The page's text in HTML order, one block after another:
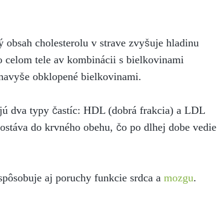
obsah cholesterolu v strave zvyšuje hladinu
tele av kombinácii s bielkovinami
obklopené bielkovinami.
dva typy častíc: HDL (dobrá frakcia) a LDL
do krvného obehu, čo po dlhej dobe vedie
aj poruchy funkcie srdca a mozgu.